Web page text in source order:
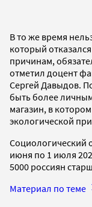
В то же время
который
причинам,
отметил доцент
Сергей Давыдов.
быть более
магазин, в
экологической
Социологический
июня по 1 июля
5000 россиян
Материал по теме